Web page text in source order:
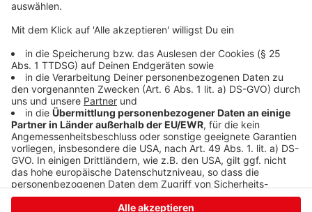
belaufen sich die Kosten für diese Projekte auf über
1,6 Millionen Euro.
Anzeige
Anzeige